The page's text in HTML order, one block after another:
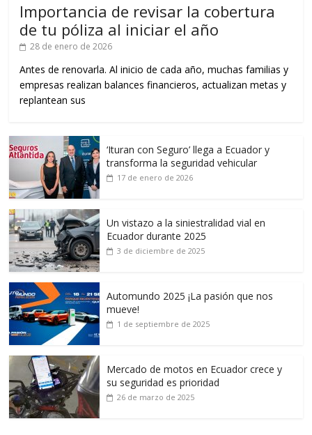
Importancia de revisar la cobertura
de tu póliza al iniciar el año
28 de enero de 2026
Antes de renovarla. Al inicio de cada año, muchas familias y
empresas realizan balances financieros, actualizan metas y
replantean sus
‘Ituran con Seguro’ llega a Ecuador y
transforma la seguridad vehicular
17 de enero de 2026
Un vistazo a la siniestralidad vial en
Ecuador durante 2025
3 de diciembre de 2025
Automundo 2025 ¡La pasión que nos
mueve!
1 de septiembre de 2025
Mercado de motos en Ecuador crece y
su seguridad es prioridad
26 de marzo de 2025